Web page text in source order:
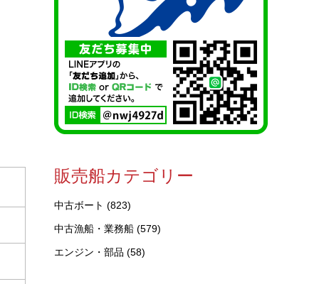
販売船カテゴリー
中古ボート (823)
中古漁船・業務船 (579)
エンジン・部品 (58)